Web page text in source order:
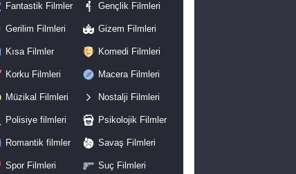
Fantastik Filmler Gençlik Filmleri
Gerilim Filmleri Gizem Filmleri
Kısa Filmler Komedi Filmleri
Korku Filmleri Macera Filmleri
Müzikal Filmleri Nostalji Filmleri
Polisiye filmleri Psikolojik Filmler
Romantik filmler Savaş Filmleri
Spor Filmleri Suç Filmleri